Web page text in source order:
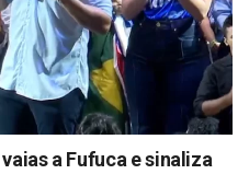
a Fufuca e sinaliza